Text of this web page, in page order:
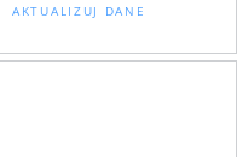
AKTUALIZUJ DANE